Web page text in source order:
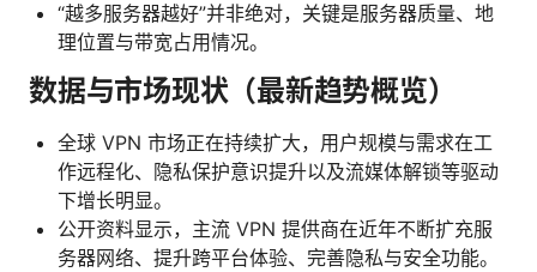
“越多服务器越好”并非绝对，关键是服务器质量、地
理位置与带宽占用情况。
数据与市场现状（最新趋势概览）
全球 VPN 市场正在持续扩大，用户规模与需求在工
作远程化、隐私保护意识提升以及流媒体解锁等驱动
下增长明显。
公开资料显示，主流 VPN 提供商在近年不断扩充服
务器网络、提升跨平台体验、完善隐私与安全功能。